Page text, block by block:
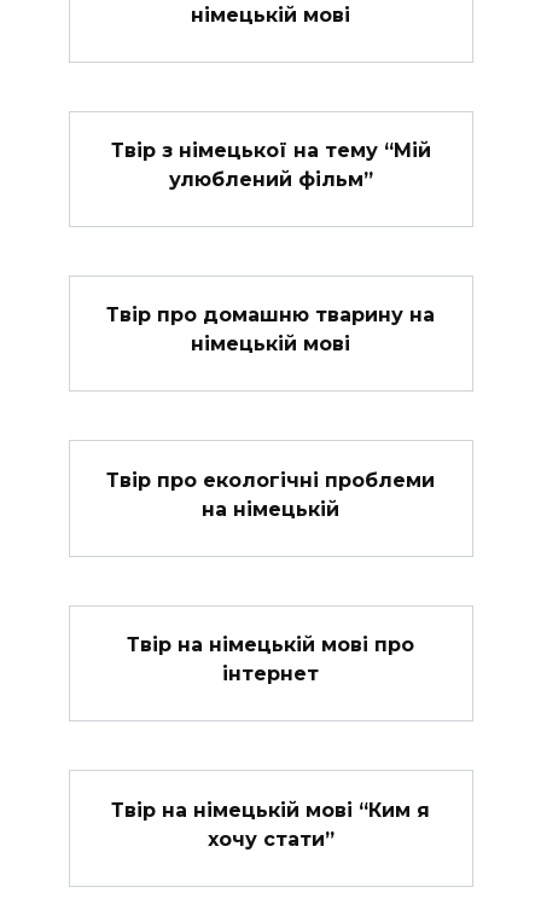
німецькій мові
Твір з німецької на тему “Мій
улюблений фільм”
Твір про домашню тварину на
німецькій мові
Твір про екологічні проблеми
на німецькій
Твір на німецькій мові про
інтернет
Твір на німецькій мові “Ким я
хочу стати”